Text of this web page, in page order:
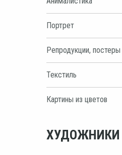
Портрет
Репродукции, постеры
Текстиль
Картины из цветов
ХУДОЖНИКИ